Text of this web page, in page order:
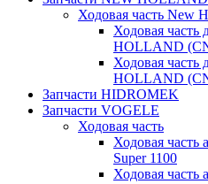
Ходовая часть New
Ходовая часть
HOLLAND
Ходовая часть
HOLLAND
Запчасти HIDROMEK
Запчасти VOGELE
Ходовая часть
Ходовая часть
Super 1100
Ходовая часть